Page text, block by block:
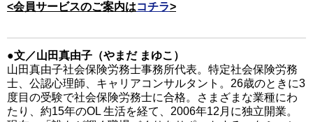
<会員サービスのご案内はコチラ>
●文／山田真由子（やまだ まゆこ）
山田真由子社会保険労務士事務所代表。特定社会保険労務
士、公認心理師、キャリアコンサルタント。26歳のときに3
度目の受験で社会保険労務士に合格。さまざまな業種にわ
たり、約15年のOL 生活を経て、2006年12月に独立開業。